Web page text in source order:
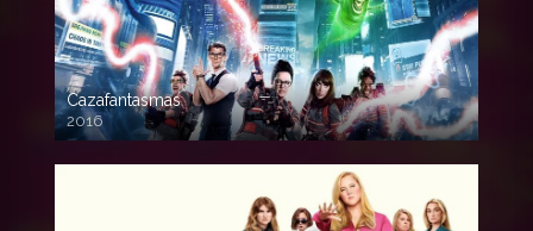
Cazafantasmas
2016
720p HD